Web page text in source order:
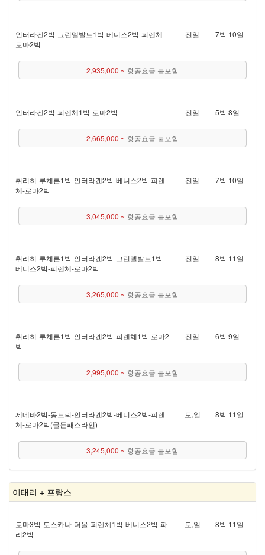
인터라켄 2박 - 그린델발트 1박 - 베니스 2박 - 피렌체 -
로마 2박
전일 7박 10일
2,935,000 ~ 항공요금 불포함
인터라켄 2박 - 피렌체 1박 - 로마 2박 전일 5박 8일
2,665,000 ~ 항공요금 불포함
취리히 - 루체른 1박 - 인터라켄 2박 - 베니스 2박 - 피렌
체 - 로마 2박
전일 7박 10일
3,045,000 ~ 항공요금 불포함
취리히 - 루체른 1박 - 인터라켄 2박 - 그린델발트 1박 -
베니스 2박 - 피렌체 - 로마 2박
전일 8박 11일
3,265,000 ~ 항공요금 불포함
취리히 - 루체른 1박 - 인터라켄 2박 - 피렌체 1박 - 로마 2
박
전일 6박 9일
2,995,000 ~ 항공요금 불포함
제네바 2박 - 몽트뢰 - 인터라켄 2박 - 베니스 2박 - 피렌
체 - 로마 2박(골든패스 라인)
토,일 8박 11일
3,245,000 ~ 항공요금 불포함
이태리 + 프랑스
로마 3박 - 토스카나 - 더몰 - 피렌체 1박 - 베니스 2박 - 파
리 2박
토,일 8박 11일